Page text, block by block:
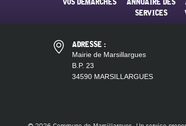
SERVICES
ADRESSE :
Mairie de Marsillargues
B.P. 23
34590 MARSILLARGUES